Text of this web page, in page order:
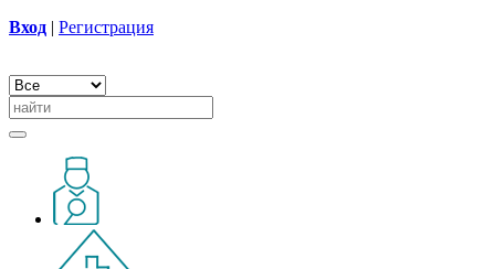
Вход | Регистрация